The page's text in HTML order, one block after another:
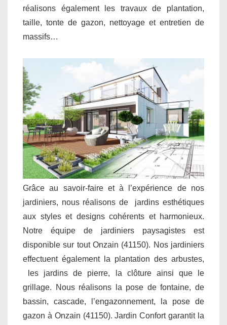
réalisons également les travaux de plantation,
taille, tonte de gazon, nettoyage et entretien de
massifs…
Grâce au savoir-faire et à l’expérience de nos
jardiniers, nous réalisons de jardins esthétiques
aux styles et designs cohérents et harmonieux.
Notre équipe de jardiniers paysagistes est
disponible sur tout Onzain (41150). Nos jardiniers
effectuent également la plantation des arbustes,
les jardins de pierre, la clôture ainsi que le
grillage. Nous réalisons la pose de fontaine, de
bassin, cascade, l’engazonnement, la pose de
gazon à Onzain (41150). Jardin Confort garantit la